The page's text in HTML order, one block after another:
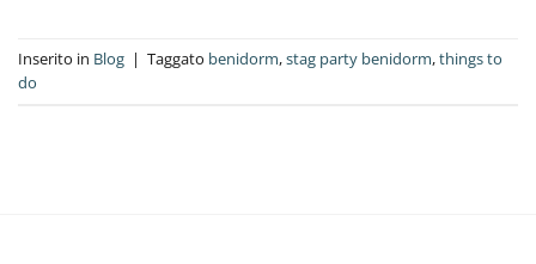
Inserito in Blog | Taggato benidorm,stag party benidorm,things to
do